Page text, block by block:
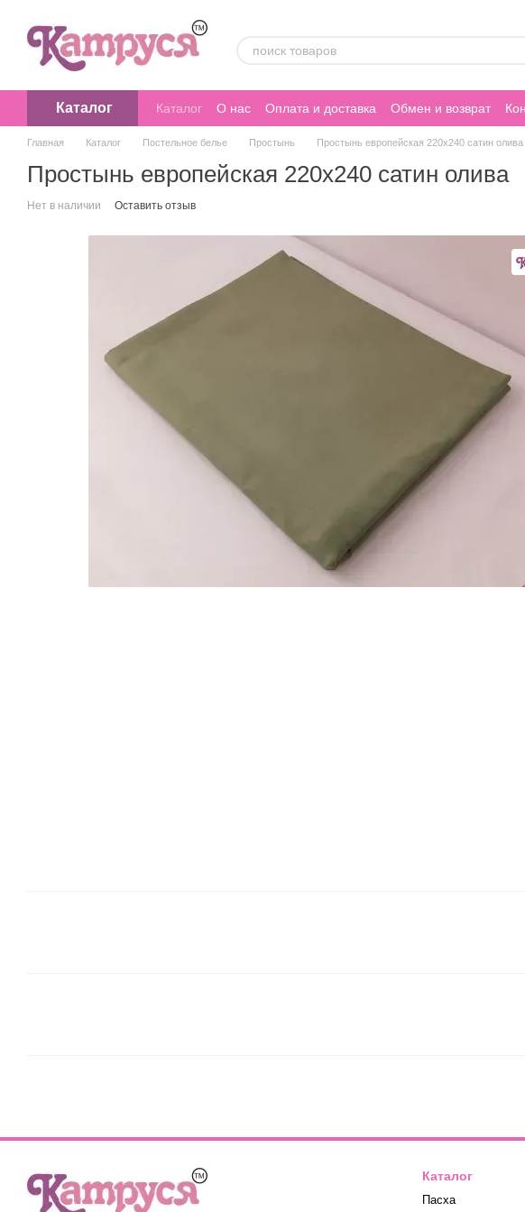
Каталог Каталог О нас Оплата и доставка Обмен и возврат
Главная Каталог Постельное белье Простынь Простынь европейская 220х240 сатин олива
Простынь европейская 220х240 сатин олива
Нет в наличии Оставить отзыв
Каталог
Пасха